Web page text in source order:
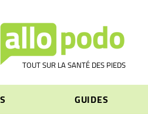
TOUT SUR LA SANTÉ DES PIEDS
GUIDES